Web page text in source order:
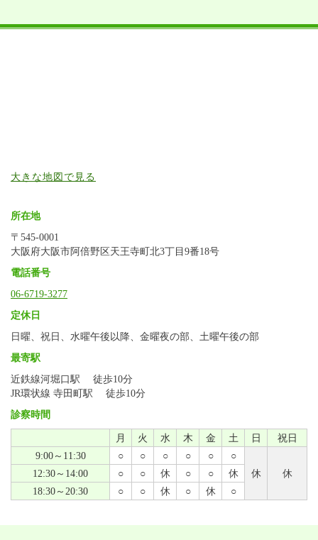
大きな地図で見る
所在地
〒545-0001
大阪府大阪市阿倍野区天王寺町北3丁目9番18号
電話番号
06-6719-3277
定休日
日曜、祝日、水曜午後以降、金曜夜の部、土曜午後の部
最寄駅
近鉄線河堀口駅 徒歩10分
JR環状線 寺田町駅 徒歩10分
診察時間
月 火 水 木 金 土 日
祝日
9:00～11:30
○ ○ ○ ○ ○
○
休
休
12:30～14:00 ○ ○ 休 ○ ○
休
18:30～20:30
○ ○ 休 ○ 休 ○